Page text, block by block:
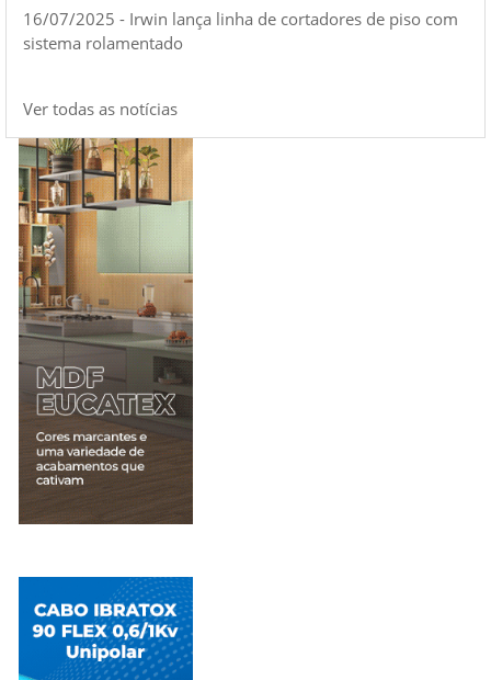
16/07/2025 - Irwin lança linha de cortadores de piso com
sistema rolamentado
Ver todas as notícias